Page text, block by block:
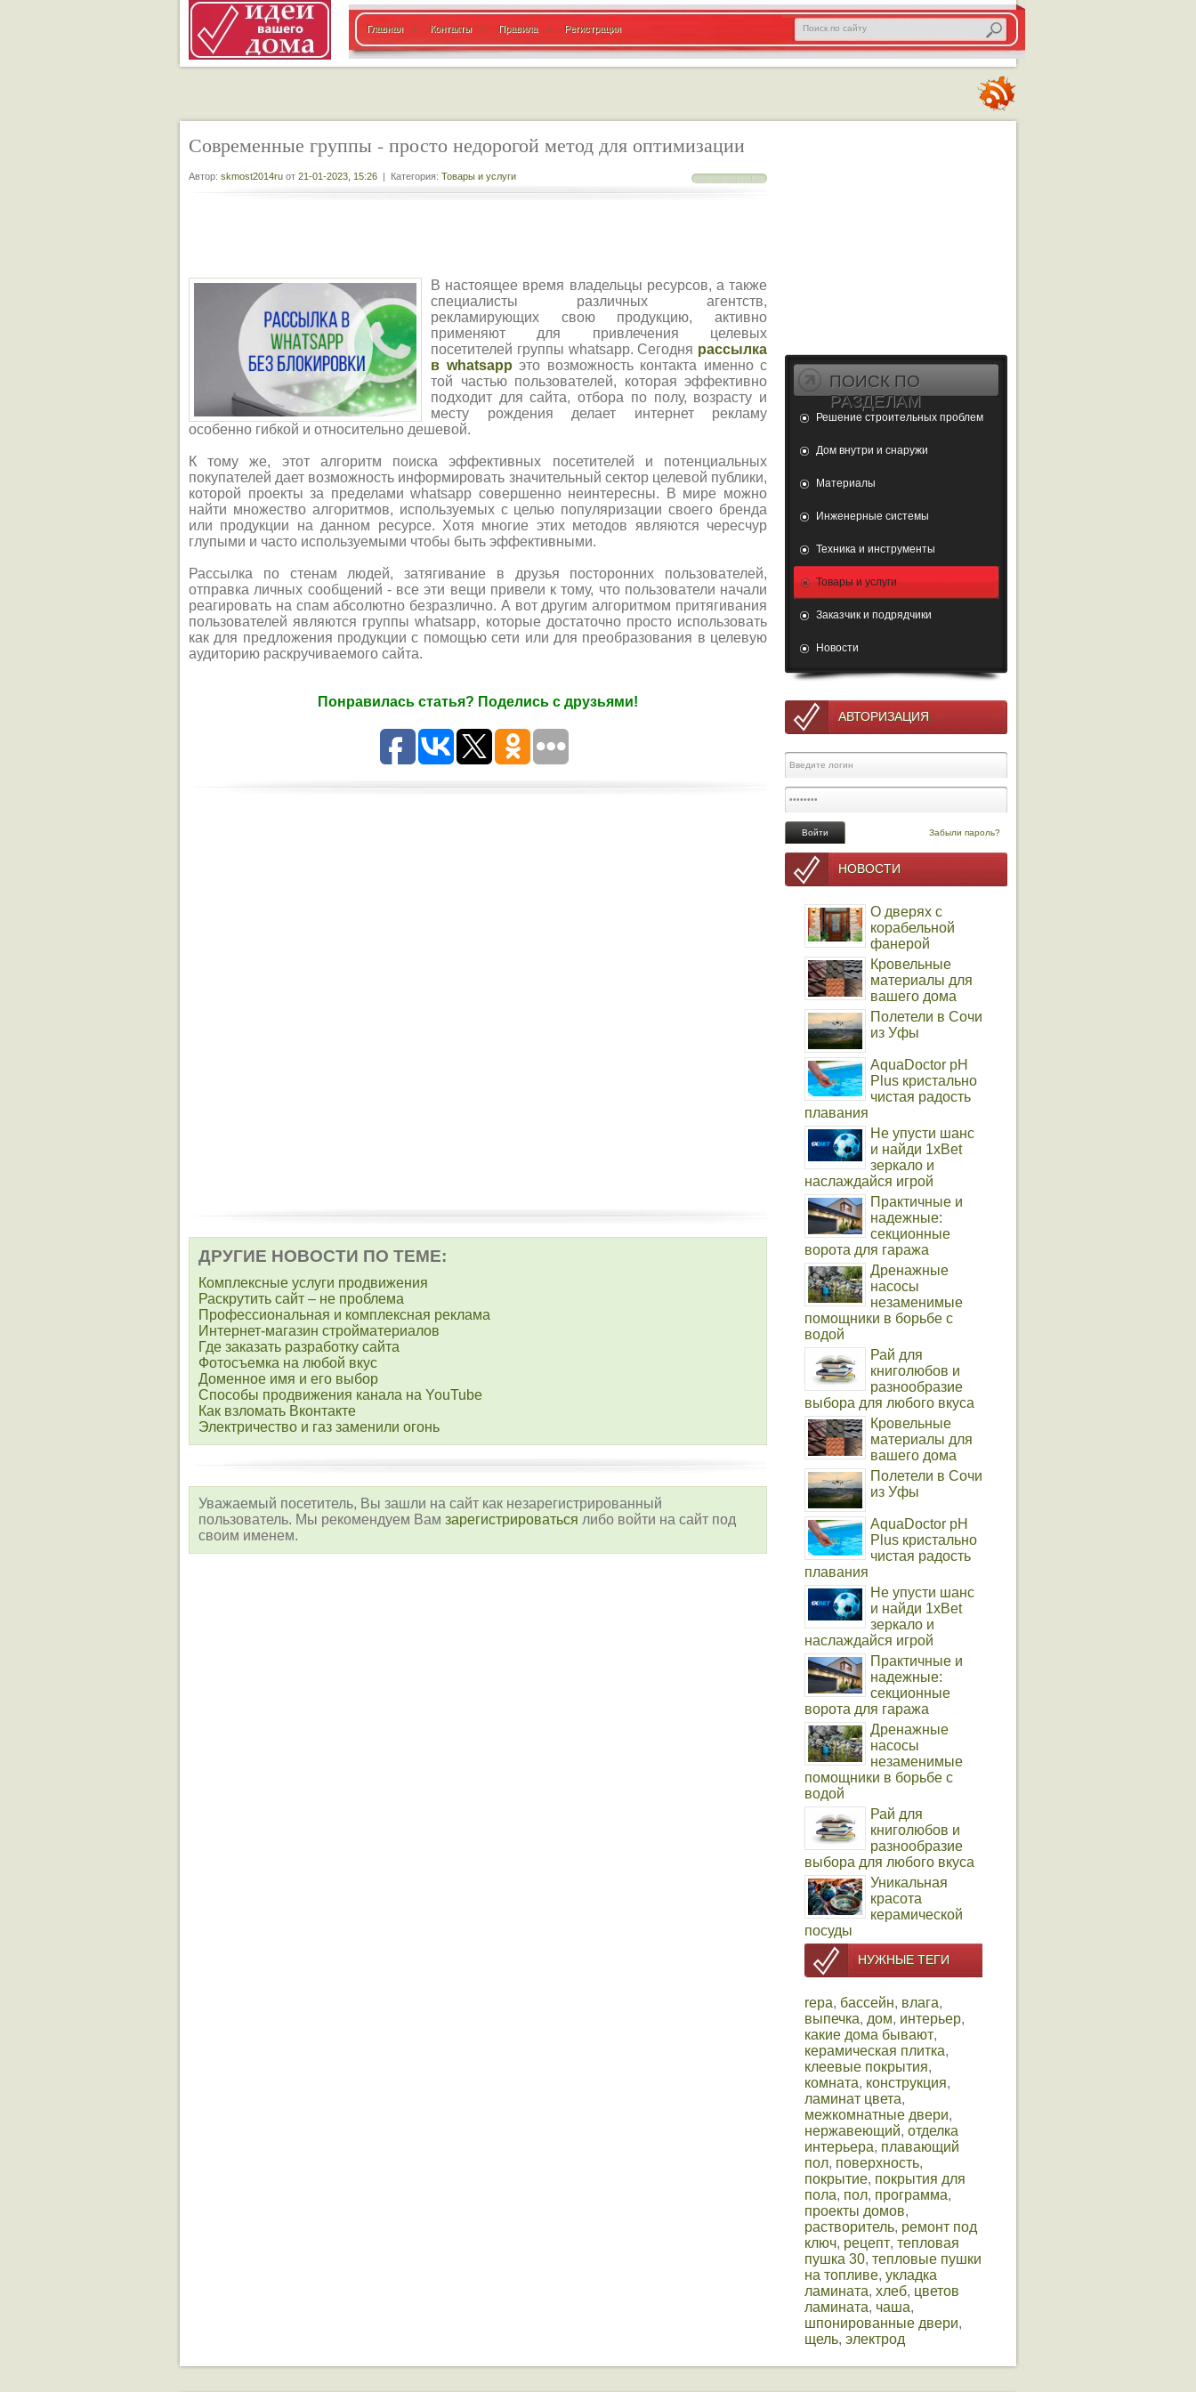
Главная Контакты Правила Регистрация
Современные группы - просто недорогой метод для оптимизации
Автор: skmost2014ru от 21-01-2023, 15:26 | Категория: Товары и услуги
В настоящее время владельцы ресурсов, а также
специалисты различных агентств,
рекламирующих свою продукцию, активно
применяют для привлечения целевых
посетителей группы whatsapp. Сегодня рассылка
в whatsapp это возможность контакта именно с
той частью пользователей, которая эффективно
подходит для сайта, отбора по полу, возрасту и
месту рождения делает интернет рекламу
особенно гибкой и относительно дешевой.
К тому же, этот алгоритм поиска эффективных посетителей и потенциальных
покупателей дает возможность информировать значительный сектор целевой публики,
которой проекты за пределами whatsapp совершенно неинтересны. В мире можно
найти множество алгоритмов, используемых с целью популяризации своего бренда
или продукции на данном ресурсе. Хотя многие этих методов являются чересчур
глупыми и часто используемыми чтобы быть эффективными.
Рассылка по стенам людей, затягивание в друзья посторонних пользователей,
отправка личных сообщений - все эти вещи привели к тому, что пользователи начали
реагировать на спам абсолютно безразлично. А вот другим алгоритмом притягивания
пользователей являются группы whatsapp, которые достаточно просто использовать
как для предложения продукции с помощью сети или для преобразования в целевую
аудиторию раскручиваемого сайта.
Понравилась статья? Поделись с друзьями!
ДРУГИЕ НОВОСТИ ПО ТЕМЕ:
Комплексные услуги продвижения
Раскрутить сайт – не проблема
Профессиональная и комплексная реклама
Интернет-магазин стройматериалов
Где заказать разработку сайта
Фотосъемка на любой вкус
Доменное имя и его выбор
Способы продвижения канала на YouTube
Как взломать Вконтакте
Электричество и газ заменили огонь
Уважаемый посетитель, Вы зашли на сайт как незарегистрированный
пользователь. Мы рекомендуем Вам зарегистрироваться либо войти на сайт под
своим именем.
ПОИСК ПО
РАЗДЕЛАМ
Решение строительных проблем
Дом внутри и снаружи
Материалы
Инженерные системы
Техника и инструменты
Товары и услуги
Заказчик и подрядчики
Новости
АВТОРИЗАЦИЯ
Забыли пароль?
НОВОСТИ
О дверях с
корабельной
фанерой
Кровельные
материалы для
вашего дома
Полетели в Сочи
из Уфы
AquaDoctor pH
Plus кристально
чистая радость
плавания
Не упусти шанс
и найди 1xBet
зеркало и
наслаждайся игрой
Практичные и
надежные:
секционные
ворота для гаража
Дренажные
насосы
незаменимые
помощники в борьбе с
водой
Рай для
книголюбов и
разнообразие
выбора для любого вкуса
Кровельные
материалы для
вашего дома
Полетели в Сочи
из Уфы
AquaDoctor pH
Plus кристально
чистая радость
плавания
Не упусти шанс
и найди 1xBet
зеркало и
наслаждайся игрой
Практичные и
надежные:
секционные
ворота для гаража
Дренажные
насосы
незаменимые
помощники в борьбе с
водой
Рай для
книголюбов и
разнообразие
выбора для любого вкуса
Уникальная
красота
керамической
посуды
НУЖНЫЕ ТЕГИ
repa, бассейн, влага,
выпечка, дом, интерьер,
какие дома бывают,
керамическая плитка,
клеевые покрытия,
комната, конструкция,
ламинат цвета,
межкомнатные двери,
нержавеющий, отделка
интерьера, плавающий
пол, поверхность,
покрытие, покрытия для
пола, пол, программа,
проекты домов,
растворитель, ремонт под
ключ, рецепт, тепловая
пушка 30, тепловые пушки
на топливе, укладка
ламината, хлеб, цветов
ламината, чаша,
шпонированные двери,
щель, электрод